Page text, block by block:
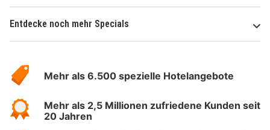
Entdecke noch mehr Specials
Hotelspecials
Mehr als 6.500 spezielle Hotelangebote
Mehr als 2,5 Millionen zufriedene Kunden seit
20 Jahren